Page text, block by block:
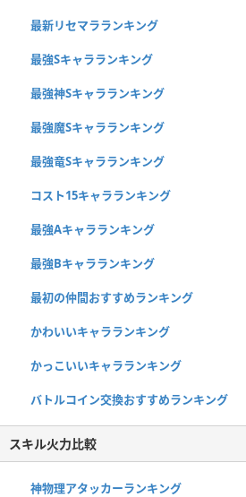
最新リセマラランキング
最強Sキャラランキング
最強神Sキャラランキング
最強魔Sキャラランキング
最強竜Sキャラランキング
コスト15キャラランキング
最強Aキャラランキング
最強Bキャラランキング
最初の仲間おすすめランキング
かわいいキャラランキング
かっこいいキャラランキング
バトルコイン交換おすすめランキング
スキル火力比較
神物理アタッカーランキング